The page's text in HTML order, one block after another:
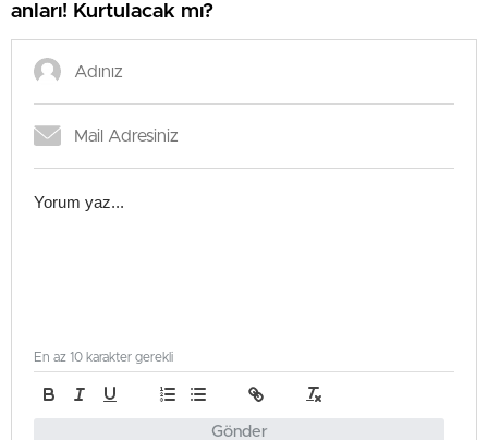
anları! Kurtulacak mı?
Gönder
En az 10 karakter gerekli